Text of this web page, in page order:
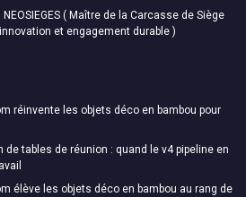
( Maître de la Carcasse de Siège
et engagement durable )
réinvente les objets déco en bambou pour
tables de réunion : quand le v4 pipeline en
élève les objets déco en bambou au rang de